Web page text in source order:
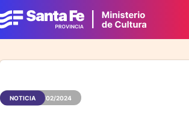
NOTICIA 26/02/2024